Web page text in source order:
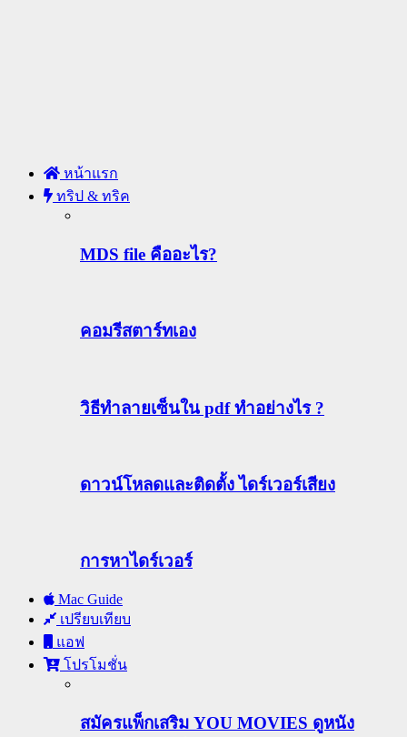
หน้าแรก
ทริป & ทริค
MDS file คืออะไร?
คอมรีสตาร์ทเอง
วิธีทําลายเซ็นใน pdf ทำอย่างไร ?
ดาวน์โหลดและติดตั้ง ไดร์เวอร์เสียง
การหาไดร์เวอร์
Mac Guide
เปรียบเทียบ
แอฟ
โปรโมชั่น
สมัครแพ็กเสริม YOU MOVIES ดูหนัง